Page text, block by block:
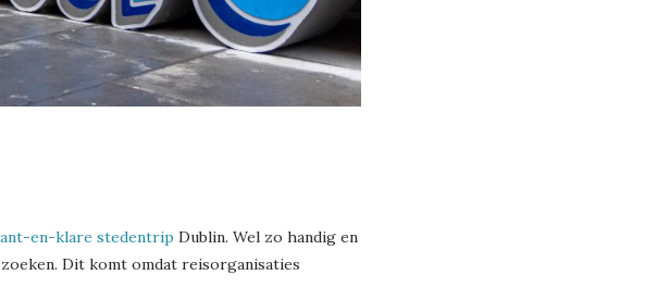
en-klare stedentrip Dublin. Wel zo handig en
Dit komt omdat reisorganisaties